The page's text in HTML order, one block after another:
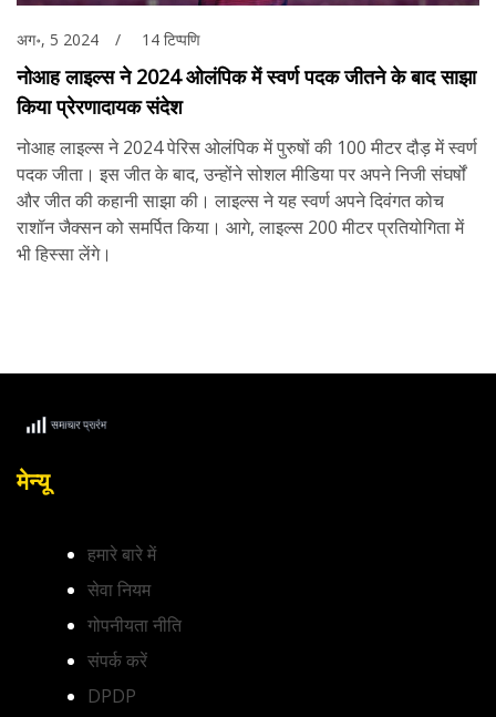
अग॰, 5 2024 14 टिप्पणि
नोआह लाइल्स ने 2024 ओलंपिक में स्वर्ण पदक जीतने के बाद साझा
किया प्रेरणादायक संदेश
नोआह लाइल्स ने 2024 पेरिस ओलंपिक में पुरुषों की 100 मीटर दौड़ में स्वर्ण
पदक जीता। इस जीत के बाद, उन्होंने सोशल मीडिया पर अपने निजी संघर्षों
और जीत की कहानी साझा की। लाइल्स ने यह स्वर्ण अपने दिवंगत कोच
राशॉन जैक्सन को समर्पित किया। आगे, लाइल्स 200 मीटर प्रतियोगिता में
भी हिस्सा लेंगे।
मेन्यू
हमारे बारे में
सेवा नियम
गोपनीयता नीति
संपर्क करें
DPDP